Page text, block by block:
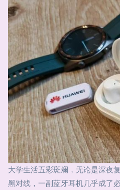
大学生活五彩斑斓，无论是深夜
黑对线，一副蓝牙耳机几乎成了